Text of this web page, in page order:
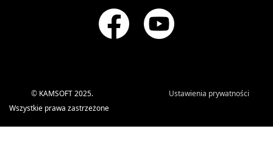
© KAMSOFT 2025.
Wszystkie prawa zastrzeżone
Ustawienia prywatności